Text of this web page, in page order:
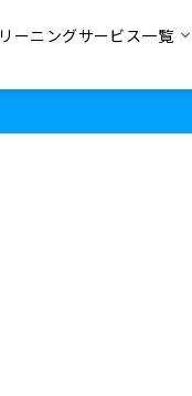
ーニングサービス一覧